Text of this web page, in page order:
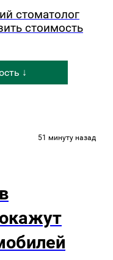
стоматолог
стоимость
↓
51 минуту назад